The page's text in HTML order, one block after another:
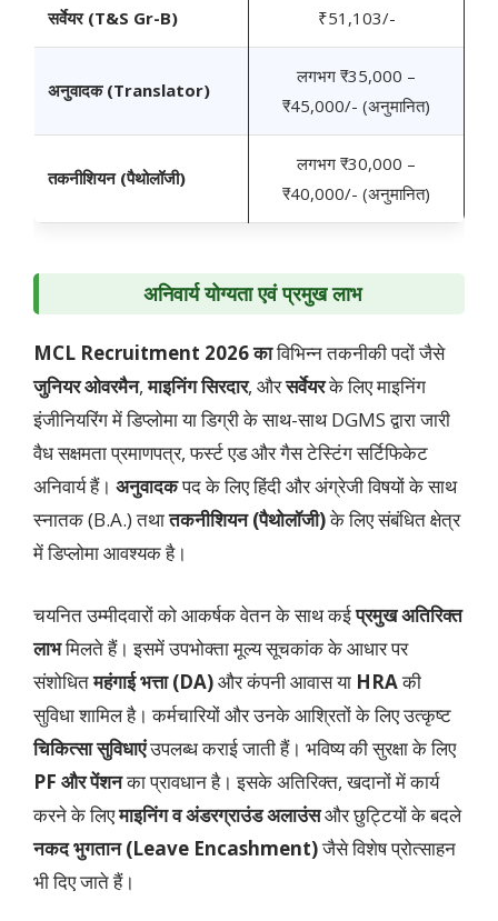
सर्वेयर (T&S Gr-B) ₹51,103/-
अनुवादक (Translator)
लगभग ₹35,000 –
₹45,000/- (अनुमानित)
तकनीशियन (पैथोलॉजी)
लगभग ₹30,000 –
₹40,000/- (अनुमानित)
अनिवार्य योग्यता एवं प्रमुख लाभ
MCL Recruitment 2026 काविभिन्न तकनीकी पदों जैसे
जुनियर ओवरमैन,माइनिंग सिरदार, औरसर्वेयरके लिए माइनिंग
इंजीनियरिंग में डिप्लोमा या डिग्री के साथ-साथ DGMS द्वारा जारी
वैध सक्षमता प्रमाणपत्र, फर्स्ट एड और गैस टेस्टिंग सर्टिफिकेट
अनिवार्य हैं। अनुवादकपद के लिए हिंदी और अंग्रेजी विषयों के साथ
स्नातक (B.A.) तथातकनीशियन (पैथोलॉजी)के लिए संबंधित क्षेत्र
में डिप्लोमा आवश्यक है।
चयनित उम्मीदवारों को आकर्षक वेतन के साथ कईप्रमुख अतिरिक्त
लाभमिलते हैं। इसमें उपभोक्ता मूल्य सूचकांक के आधार पर
संशोधितमहंगाई भत्ता (DA)और कंपनी आवास या HRAकी
सुविधा शामिल है। कर्मचारियों और उनके आश्रितों के लिए उत्कृष्ट
चिकित्सा सुविधाएंउपलब्ध कराई जाती हैं। भविष्य की सुरक्षा के लिए
PF और पेंशनका प्रावधान है। इसके अतिरिक्त, खदानों में कार्य
करने के लिएमाइनिंग व अंडरग्राउंड अलाउंसऔर छुट्टियों के बदले
नकद भुगतान (Leave Encashment)जैसे विशेष प्रोत्साहन
भी दिए जाते हैं।